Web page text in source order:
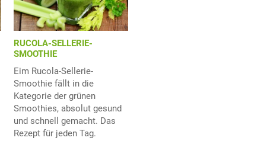
RUCOLA-SELLERIE-
SMOOTHIE
Eim Rucola-Sellerie-
Smoothie fällt in die
Kategorie der grünen
Smoothies, absolut gesund
und schnell gemacht. Das
Rezept für jeden Tag.